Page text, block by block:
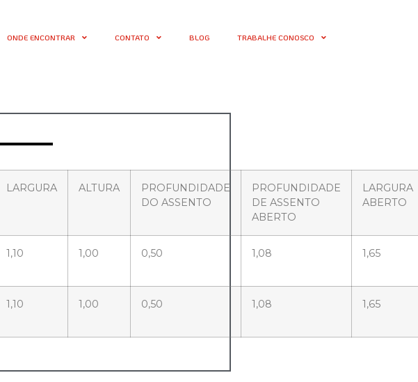
ONDE ENCONTRAR CONTATO BLOG TRABALHE CONOSCO
LARGURA ALTURA
PROFUNDIDADE
DO ASSENTO
PROFUNDIDADE
DE ASSENTO
ABERTO
LARGURA
ABERTO
1,10 1,00 0,50 1,08 1,65
1,10 1,00 0,50 1,08 1,65